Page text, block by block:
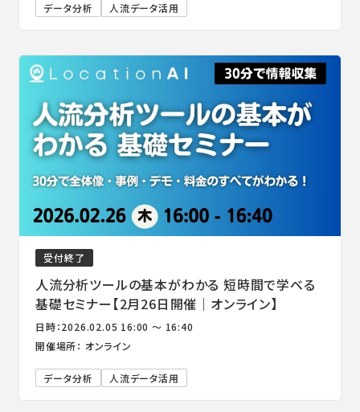
データ分析 人流データ活用
受付終了
人流分析ツールの基本がわかる 短時間で学べる
基礎セミナー【2月26日開催｜オンライン】
日時：2026.02.05 16:00 ～ 16:40
開催場所： オンライン
データ分析 人流データ活用